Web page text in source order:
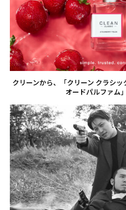
クリーンから、「クリーン クラシ
オードパルファム